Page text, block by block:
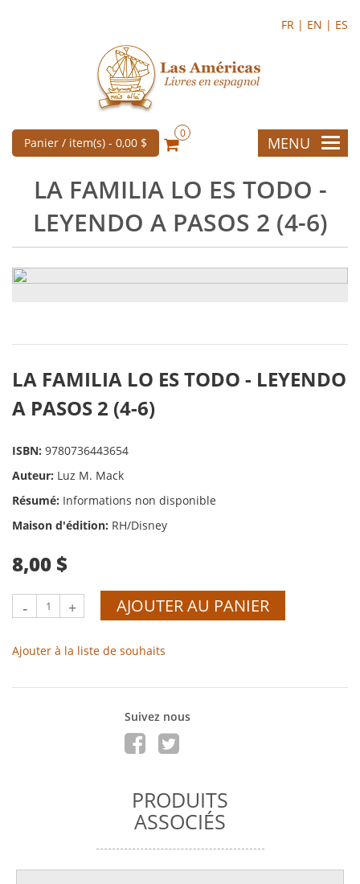
FR | EN | ES
Panier / item(s) - 0,00 $
0
MENU
LA FAMILIA LO ES TODO -
LEYENDO A PASOS 2 (4-6)
LA FAMILIA LO ES TODO - LEYENDO
A PASOS 2 (4-6)
ISBN: 9780736443654
Auteur: Luz M. Mack
Résumé: Informations non disponible
Maison d'édition: RH/Disney
8,00 $
- + AJOUTER AU PANIER
Ajouter à la liste de souhaits
Suivez nous
PRODUITS
ASSOCIÉS